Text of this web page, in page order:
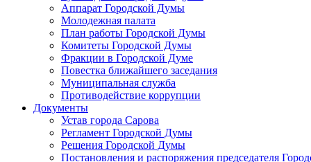
Аппарат Городской Думы
Молодежная палата
План работы Городской Думы
Комитеты Городской Думы
Фракции в Городской Думе
Повестка ближайшего заседания
Муниципальная служба
Противодействие коррупции
Документы
Устав города Сарова
Регламент Городской Думы
Решения Городской Думы
Постановления и распоряжения председателя